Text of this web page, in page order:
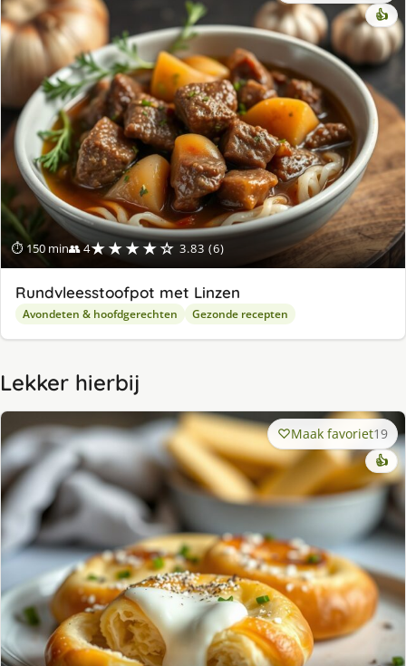
⏱ 150 min👥 4★★★★☆ 3.83 (6)
👍
Rundvleesstoofpot met Linzen
Avondeten & hoofdgerechten Gezonde recepten
Lekker hierbij
Maak favoriet19
👍